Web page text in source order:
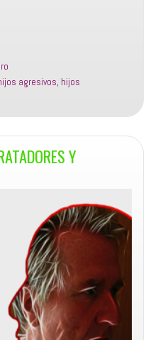
agresivos, hijos
Y